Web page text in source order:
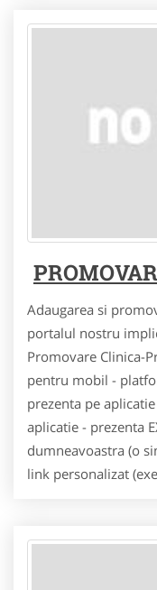
Adaugarea si
portalul nostru
Promovare Clinica-
pentru mobil -
prezenta pe
aplicatie - prezenta
dumneavoastra (o
link personalizat